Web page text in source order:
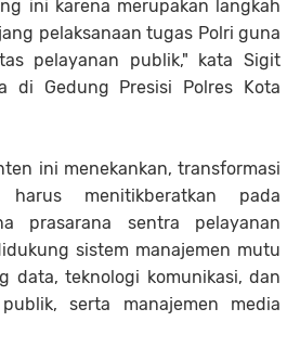
ini karena merupakan langkah
pelaksanaan tugas Polri guna
pelayanan publik," kata Sigit
di Gedung Presisi Polres Kota
ini menekankan, transformasi
menitikberatkan pada
prasarana sentra pelayanan
sistem manajemen mutu
data, teknologi komunikasi, dan
serta manajemen media